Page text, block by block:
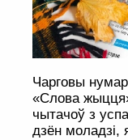
Чарговы нумар
«Слова
чытачоў з
дзён моладзі,